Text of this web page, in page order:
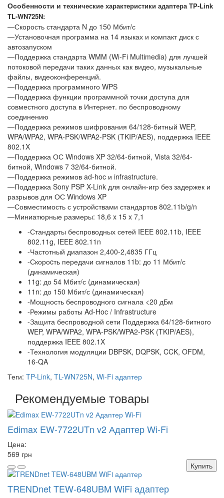
Особенности и технические характеристики адаптера TP-Link
TL-WN725N:
—Скорость стандарта N до 150 Мбит/с
—Установочная программа на 14 языках и компакт диск с
автозапуском
—Поддержка стандарта WMM (Wi-Fi Multimedia) для лучшей
потоковой передачи таких данных как видео, музыкальные
файлы, видеоконференций.
—Поддержка программного WPS
—Поддержка функции программной точки доступа для
совместного доступа в Интернет. по беспроводному
соединению
—Поддержка режимов шифрования 64/128-битный WEP,
WPA/WPA2, WPA-PSK/WPA2-PSK (TKIP/AES), поддержка IEEE
802.1X
—Поддержка ОС Windows XP 32/64-битной, Vista 32/64-
битной, Windows 7 32/64-битной.
—Поддержка режимов ad-hoc и infrastructure.
—Поддержка Sony PSP X-Link для онлайн-игр без задержек и
разрывов для ОС Windows XP
—Совместимость с устройствами стандартов 802.11b/g/n
—Миниатюрные размеры: 18,6 x 15 x 7,1
-Стандарты беспроводных сетей IEEE 802.11b, IEEE
802.11g, IEEE 802.11n
-Частотный диапазон 2,400-2,4835 ГГц
-Скороcть передачи сигналов 11b: до 11 Мбит/с
(динамическая)
11g: до 54 Мбит/с (динамическая)
11n: до 150 Мбит/с (динамическая)
-Мощность беспроводного сигнала <20 дБм
-Режимы работы Ad-Hoc / Infrastructure
-Защита беспроводной сети Поддержка 64/128-битного
WEP, WPA/WPA2, WPA-PSK/WPA2-PSK (TKIP/AES),
поддержка IEEE 802.1X
-Технология модуляции DBPSK, DQPSK, CCK, OFDM,
16-QA
Теги: TP-Link, TL-WN725N, Wi-Fi адаптер
Рекомендуемые товары
Edimax EW-7722UTn v2 Адаптер Wi-Fi
Цена:
569 грн
Купить
TRENDnet TEW-648UBM WiFi адаптер